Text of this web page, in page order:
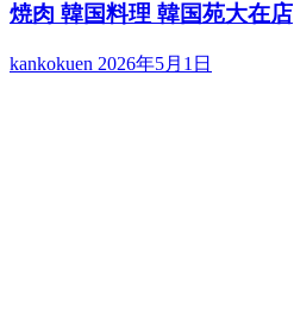
焼肉 韓国料理 韓国苑大在店
kankokuen 2026年5月1日